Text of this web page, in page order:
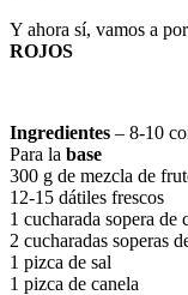
Y ahora sí, vamos a
ROJOS
Ingredientes – 8-10
Para la base
300 g de mezcla de
12-15 dátiles frescos
1 cucharada sopera de
2 cucharadas soperas
1 pizca de sal
1 pizca de canela